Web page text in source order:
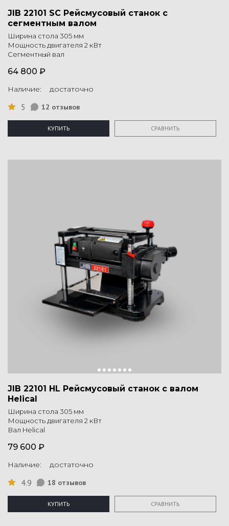
JIB 22101 SC Рейсмусовый станок с
сегментным валом
Ширина стола 305 мм
Мощность двигателя 2 кВт
Сегментный вал
64 800 ₽
Наличие: достаточно
5 12 отзывов
КУПИТЬ СРАВНИТЬ
JIB 22101 HL Рейсмусовый станок с валом
Helical
Ширина стола 305 мм
Мощность двигателя 2 кВт
Вал Helical
79 600 ₽
Наличие: достаточно
4.9 18 отзывов
КУПИТЬ СРАВНИТЬ